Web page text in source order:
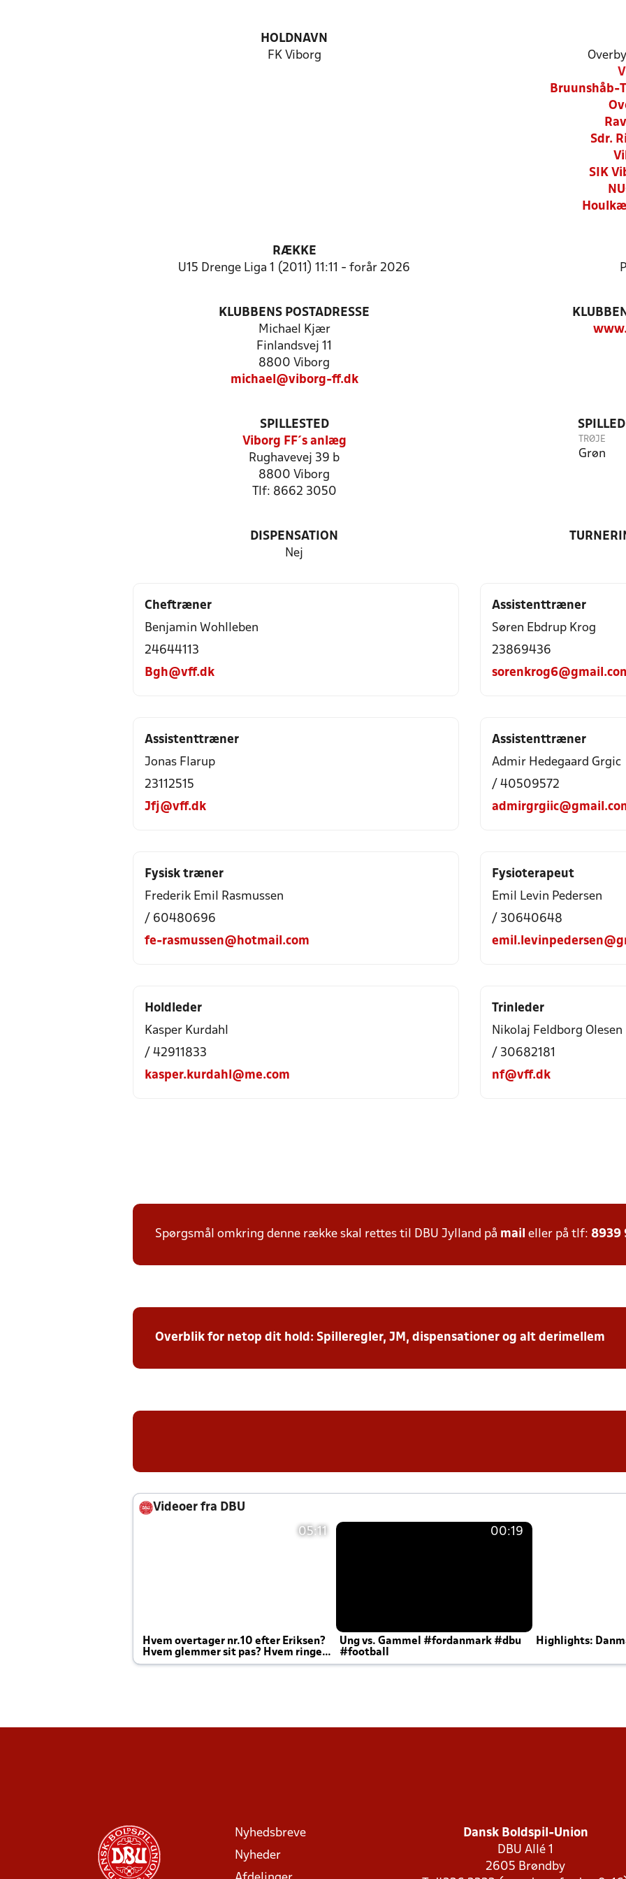
HOLDNAVN
FK Viborg
Bruunshåb-
Sdr.
SIK
RÆKKE
U15 Drenge Liga 1 (2011) 11:11 - forår 2026
KLUBBENS POSTADRESSE
Michael Kjær
Finlandsvej 11
8800 Viborg
michael@viborg-ff.dk
SPILLESTED
Viborg FF´s anlæg
Rughavevej 39 b
8800 Viborg
Tlf: 8662 3050
TRØJE
Grøn
DISPENSATION
Nej
Cheftræner
Benjamin Wohlleben
24644113
Bgh@vff.dk
Assistenttræner
Søren Ebdrup Krog
23869436
Assistenttræner
Jonas Flarup
23112515
Jfj@vff.dk
Assistenttræner
Admir Hedegaard Grgic
/ 40509572
Fysisk træner
Frederik Emil Rasmussen
/ 60480696
fe-rasmussen@hotmail.com
Fysioterapeut
Emil Levin Pedersen
/ 30640648
Holdleder
Kasper Kurdahl
/ 42911833
kasper.kurdahl@me.com
Trinleder
Nikolaj Feldborg Olesen
/ 30682181
nf@vff.dk
Spørgsmål omkring denne række skal rettes til DBU Jylland på mail eller på tlf: 8939
Overblik for netop dit hold: Spilleregler, JM, dispensationer og alt derimellem
Videoer fra DBU
05:11
Hvem overtager nr.10 efter Eriksen?
Hvem glemmer sit pas? Hvem ringer
Joachim altid til efter kampe?
00:19
Ung vs. Gammel #fordanmark #dbu
#football
Highlights:
Nyhedsbreve
Nyheder
Dansk Boldspil-Union
DBU Allé 1
2605 Brøndby